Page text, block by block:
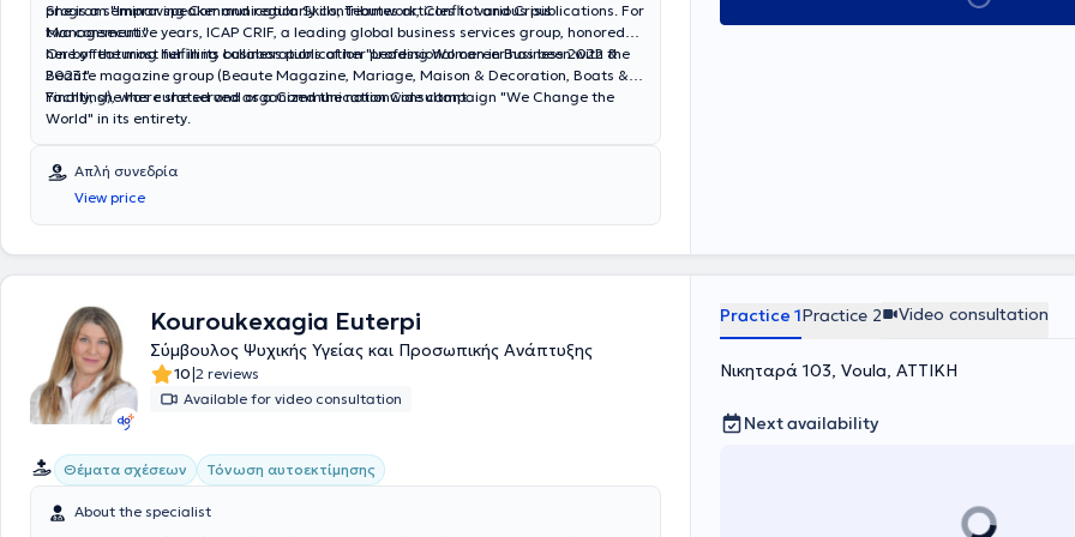
program "Improving Communication Skills, Teamwork, Conflict and Crisis
Management."
She is a seminar speaker and regularly contributes articles to various publications. For
two consecutive years, ICAP CRIF, a leading global business services group, honored
her by featuring her in its business publication "Leading Women in Business 2022 &
2023."
One of the most fulfilling collaborations of her professional career has been with the
Beaute magazine group (Beaute Magazine, Mariage, Maison & Decoration, Boats &
Yachting), where she served as a Communication Consultant.
Finally, she has curated and organized the nationwide campaign "We Change the
World" in its entirety.
Απλή συνεδρία
View price
Kouroukexagia Euterpi
Σύμβουλος Ψυχικής Υγείας και Προσωπικής Ανάπτυξης
10|2 reviews
Available for video consultation
Θέματα σχέσεων Τόνωση αυτοεκτίμησης
About the specialist
Practice 1Practice 2 Video consultation
Νικηταρά 103, Voula, ΑΤΤΙΚΗ
Next availability